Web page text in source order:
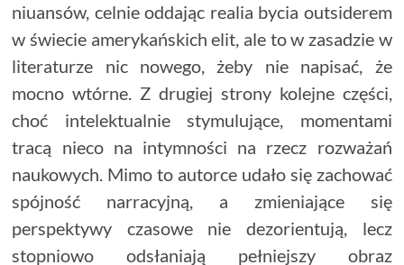
niuansów, celnie oddając realia bycia outsiderem
w świecie amerykańskich elit, ale to w zasadzie w
literaturze nic nowego, żeby nie napisać, że
mocno wtórne. Z drugiej strony kolejne części,
choć intelektualnie stymulujące, momentami
tracą nieco na intymności na rzecz rozważań
naukowych. Mimo to autorce udało się zachować
spójność narracyjną, a zmieniające się
perspektywy czasowe nie dezorientują, lecz
stopniowo odsłaniają pełniejszy obraz